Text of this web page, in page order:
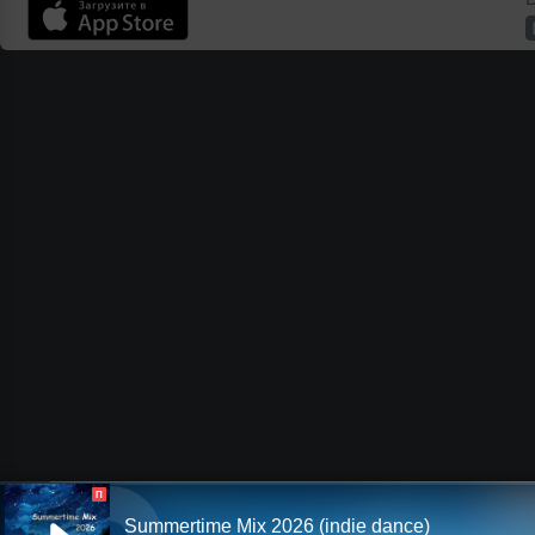
П
Summertime Mix 2026 (indie dance)